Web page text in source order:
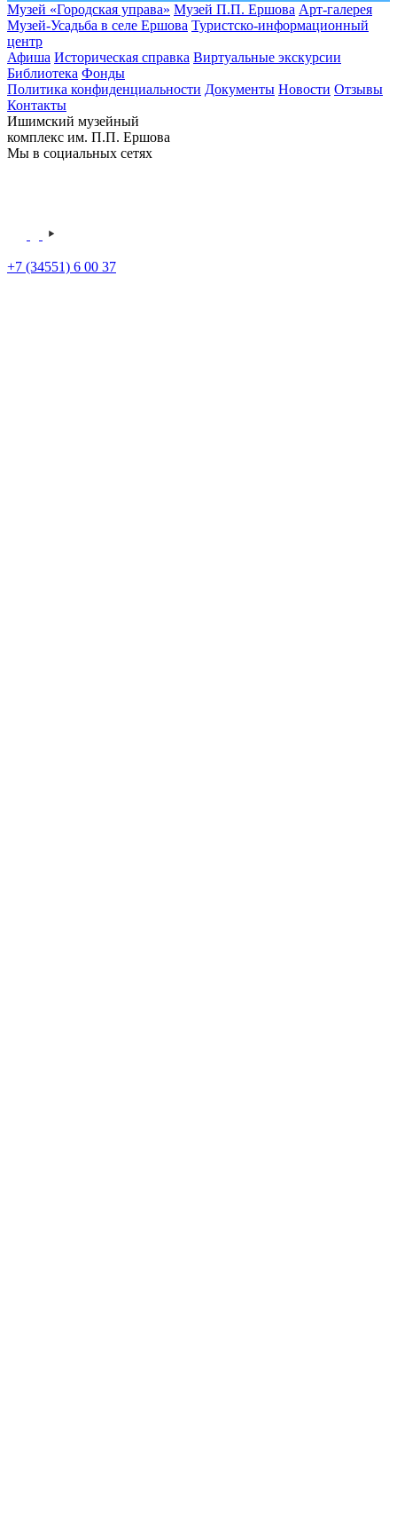
Музей «Городская управа» Музей П.П. Ершова Арт-галерея
Музей-Усадьба в селе Ершова Туристско-информационный
центр
Афиша Историческая справка Виртуальные экскурсии
Библиотека Фонды
Политика конфиденциальности Документы Новости Отзывы
Контакты
Ишимский музейный
комплекс им. П.П. Ершова
Мы в социальных сетях
+7 (34551) 6 00 37